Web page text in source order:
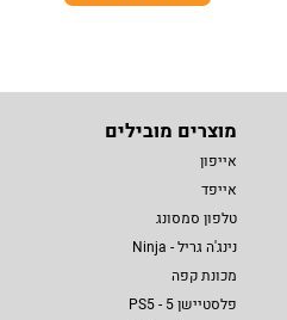
מוצרים מובילים
אייפון
אייפד
טלפון סמסונג
נינג'ה גריל - Ninja
מכונת קפה
פלסטיישן 5 - PS5